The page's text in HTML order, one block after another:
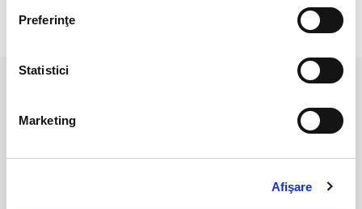
Preferinţe
Statistici
Marketing
Afişare
RECENZII CLIENTI